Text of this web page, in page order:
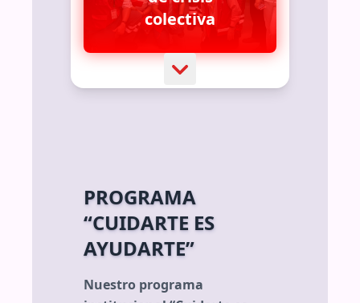
colectiva
PROGRAMA
“CUIDARTE ES
AYUDARTE”
Nuestro programa